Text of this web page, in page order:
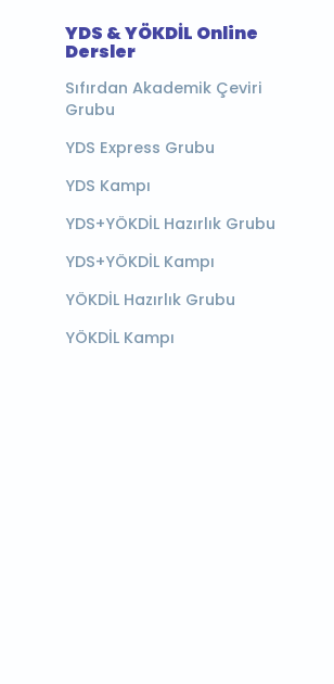
YDS & YÖKDİL Online
Dersler
Sıfırdan Akademik Çeviri
Grubu
YDS Express Grubu
YDS Kampı
YDS+YÖKDİL Hazırlık Grubu
YDS+YÖKDİL Kampı
YÖKDİL Hazırlık Grubu
YÖKDİL Kampı